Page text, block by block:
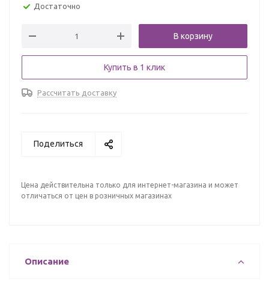
Достаточно
В корзину
Купить в 1 клик
Рассчитать доставку
Поделиться
Цена действительна только для интернет-магазина и может
отличаться от цен в розничных магазинах
Описание